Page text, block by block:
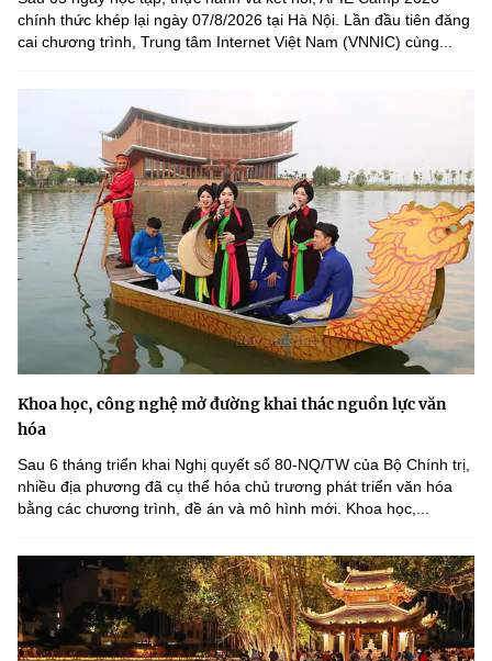
chính thức khép lại ngày 07/8/2026 tại Hà Nội. Lần đầu tiên đăng
cai chương trình, Trung tâm Internet Việt Nam (VNNIC) cùng...
Khoa học, công nghệ mở đường khai thác nguồn lực văn
hóa
Sau 6 tháng triển khai Nghị quyết số 80-NQ/TW của Bộ Chính trị,
nhiều địa phương đã cụ thể hóa chủ trương phát triển văn hóa
bằng các chương trình, đề án và mô hình mới. Khoa học,...